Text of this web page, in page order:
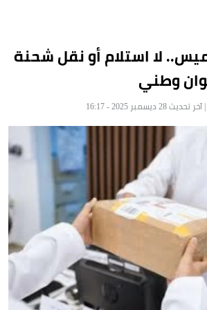
لا استلام أو نقل شحنة
وطني